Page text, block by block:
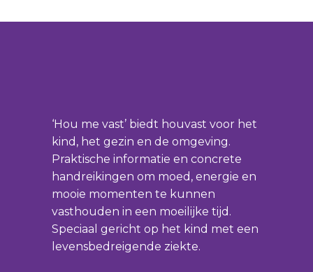
‘Hou me vast’ biedt houvast voor het
kind, het gezin en de omgeving.
Praktische informatie en concrete
handreikingen om moed, energie en
mooie momenten te kunnen
vasthouden in een moeilijke tijd.
Speciaal gericht op het kind met een
levensbedreigende ziekte.